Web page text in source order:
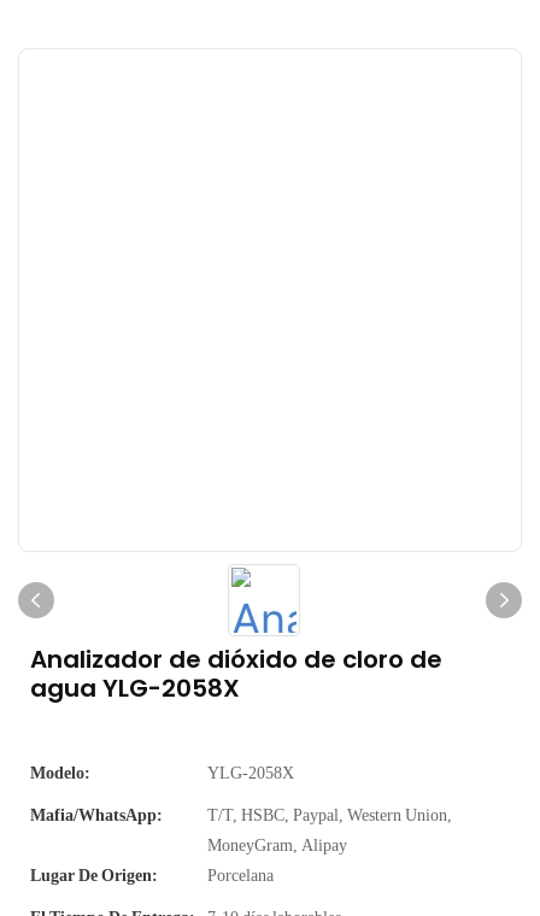
Analizador de dióxido de cloro de
agua YLG-2058X
Modelo: YLG-2058X
Mafia/WhatsApp:
T/T, HSBC, Paypal, Western Union,
MoneyGram, Alipay
Lugar De Origen:
Porcelana